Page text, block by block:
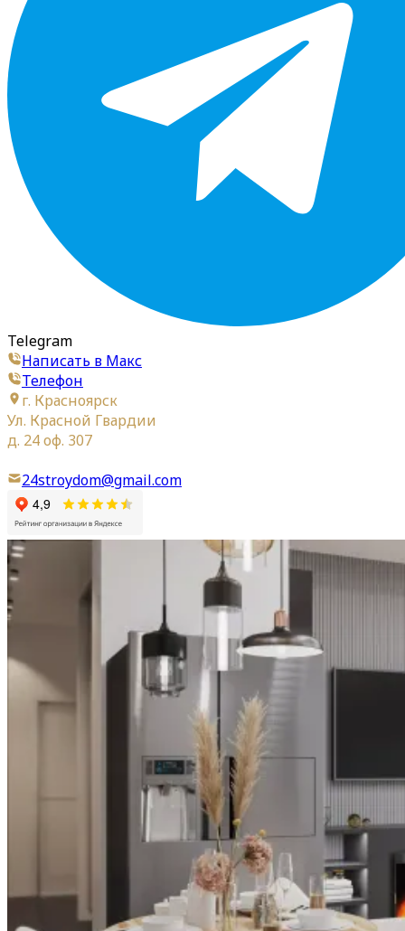
Telegram
Написать в Макс
Телефон
г. Красноярск
Ул. Красной Гвардии
д. 24 оф. 307
24stroydom@gmail.com